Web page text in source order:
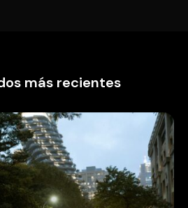
más recientes